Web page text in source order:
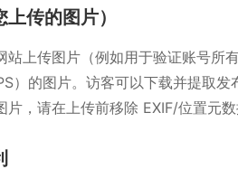
传的图片）
站上传图片（例如用于验证账号所
）的图片。访客可以下载并提取
片，请在上传前移除 EXIF/位置元数